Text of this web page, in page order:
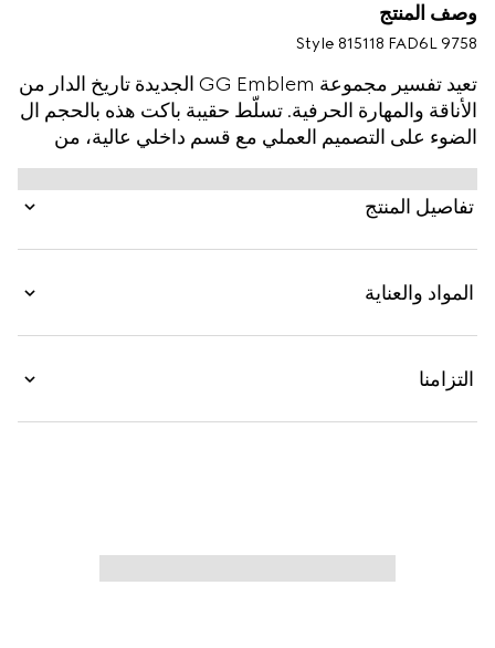
وصف المنتج
Style ‎815118 FAD6L 9758
تعيد تفسير مجموعة GG Emblem الجديدة تاريخ الدار من
الأناقة والمهارة الحرفية. تسلّط حقيبة باكت هذه بالحجم ال
الضوء على التصميم العملي مع قسم داخلي عالية، من
بطانة داخلية قطنية مزيّنة بشريط ويب.
تفاصيل المنتج
المواد والعناية
التزامنا